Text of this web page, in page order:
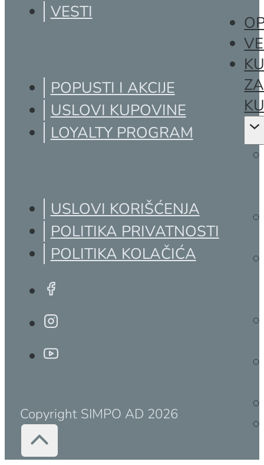
ZA
VESTI
POPUSTI I AKCIJE
USLOVI KUPOVINE
LOYALTY PROGRAM
USLOVI KORIŠĆENJA
POLITIKA PRIVATNOSTI
POLITIKA KOLAČIĆA
Copyright SIMPO AD 2026